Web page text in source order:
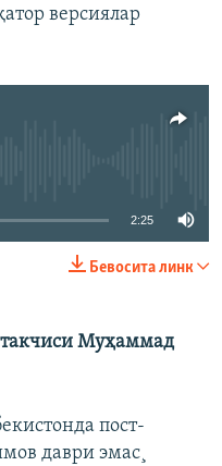
версиялар
мавжуд эмас
2:25
Бевосита линк
Муҳаммад
пост-
даври эмас¸